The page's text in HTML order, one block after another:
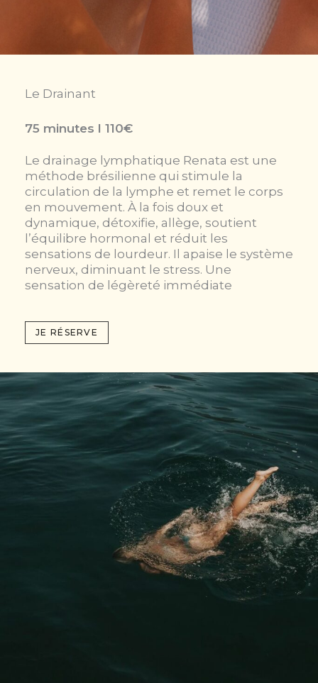
Le Drainant
75 minutes l 110€
Le drainage lymphatique Renata est une
méthode brésilienne qui stimule la
circulation de la lymphe et remet le corps
en mouvement. À la fois doux et
dynamique, détoxifie, allège, soutient
l’équilibre hormonal et réduit les
sensations de lourdeur. Il apaise le système
nerveux, diminuant le stress. Une
sensation de légèreté immédiate
JE RÉSERVE